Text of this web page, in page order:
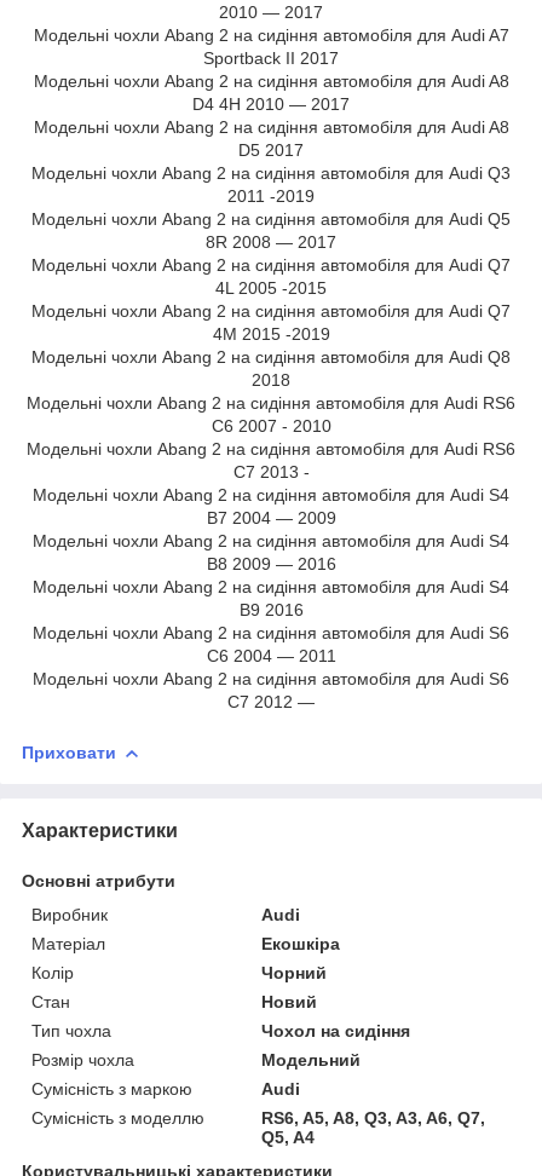
2010 — 2017
Модельні чохли Abang 2 на сидіння автомобіля для Audi A7
Sportback II 2017
Модельні чохли Abang 2 на сидіння автомобіля для Audi A8
D4 4H 2010 — 2017
Модельні чохли Abang 2 на сидіння автомобіля для Audi A8
D5 2017
Модельні чохли Abang 2 на сидіння автомобіля для Audi Q3
2011 -2019
Модельні чохли Abang 2 на сидіння автомобіля для Audi Q5
8R 2008 — 2017
Модельні чохли Abang 2 на сидіння автомобіля для Audi Q7
4L 2005 -2015
Модельні чохли Abang 2 на сидіння автомобіля для Audi Q7
4M 2015 -2019
Модельні чохли Abang 2 на сидіння автомобіля для Audi Q8
2018
Модельні чохли Abang 2 на сидіння автомобіля для Audi RS6
C6 2007 - 2010
Модельні чохли Abang 2 на сидіння автомобіля для Audi RS6
C7 2013 -
Модельні чохли Abang 2 на сидіння автомобіля для Audi S4
B7 2004 — 2009
Модельні чохли Abang 2 на сидіння автомобіля для Audi S4
B8 2009 — 2016
Модельні чохли Abang 2 на сидіння автомобіля для Audi S4
B9 2016
Модельні чохли Abang 2 на сидіння автомобіля для Audi S6
C6 2004 — 2011
Модельні чохли Abang 2 на сидіння автомобіля для Audi S6
C7 2012 —
Приховати
Характеристики
Основні атрибути
Виробник
Audi
Матеріал
Екошкіра
Колір
Чорний
Стан
Новий
Тип чохла
Чохол на сидіння
Розмір чохла
Модельний
Сумісність з маркою
Audi
Сумісність з моделлю
RS6, A5, A8, Q3, A3, A6, Q7,
Q5, A4
Користувальницькі характеристики